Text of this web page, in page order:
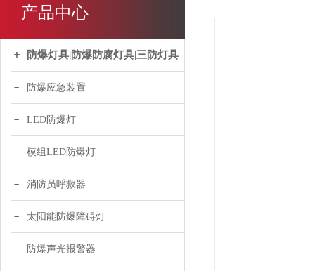
产品中心
防爆灯具|防爆防腐灯具|三防灯具
防爆应急装置
LED防爆灯
模组LED防爆灯
消防员呼救器
太阳能防爆障碍灯
防爆声光报警器